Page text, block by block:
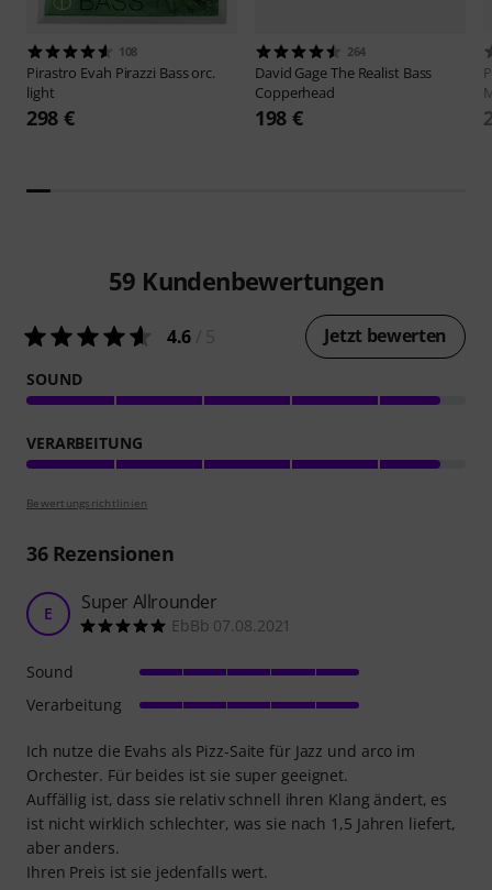
108
Pirastro Evah Pirazzi Bass orc.
light
298 €
264
David GageThe Realist Bass
Copperhead
198 €
59 Kundenbewertungen
4.6 Jetzt bewerten
SOUND
VERARBEITUNG
Bewertungsrichtlinien
36Rezensionen
E Super Allrounder
EbBb 07.08.2021
Ich nutze die Evahs als Pizz-Saite für Jazz und arco im
Orchester. Für beides ist sie super geeignet.
Auffällig ist, dass sie relativ schnell ihren Klang ändert, es
ist nicht wirklich schlechter, was sie nach 1,5 Jahren liefert,
aber anders.
Ihren Preis ist sie jedenfalls wert.
Sound
Verarbeitung